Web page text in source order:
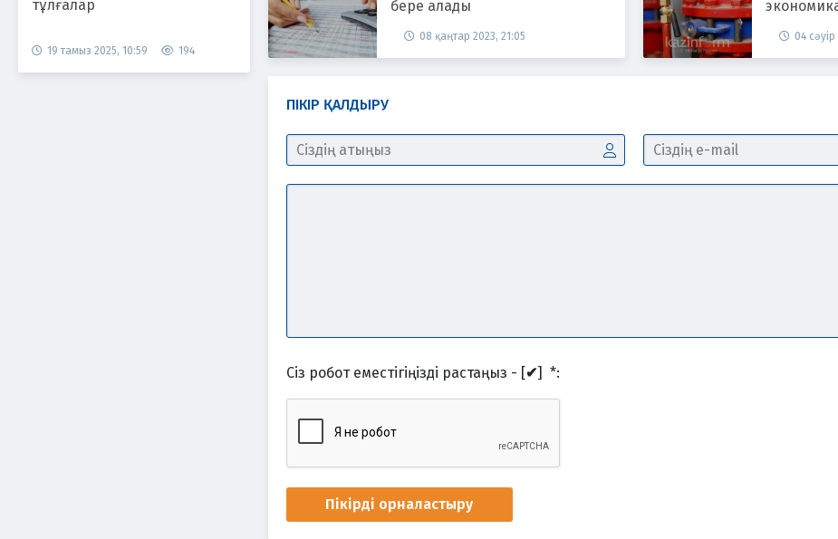
тұлғалар
19 тамыз 2025, 10:59 194
бере алады
08 қаңтар 2023, 21:05 04 сәуір
ПІКІР ҚАЛДЫРУ
Сіз робот еместігіңізді растаңыз - [✔] *:
Пікірді орналастыру